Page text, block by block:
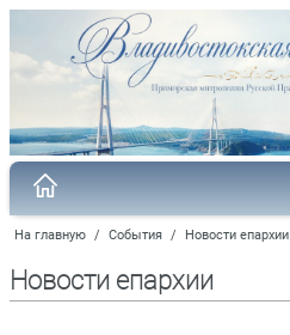
На главную / События / Новости епархии
Новости епархии